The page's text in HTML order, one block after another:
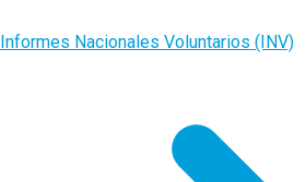
Informes Nacionales Voluntarios (INV)